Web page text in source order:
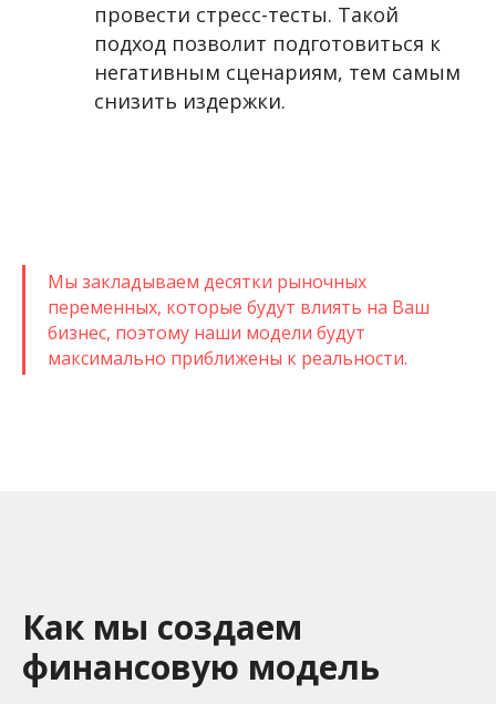
провести стресс-тесты. Такой
подход позволит подготовиться к
негативным сценариям, тем самым
снизить издержки.
Мы закладываем десятки рыночных
переменных, которые будут влиять на Ваш
бизнес, поэтому наши модели будут
максимально приближены к реальности.
Как мы создаем
финансовую модель